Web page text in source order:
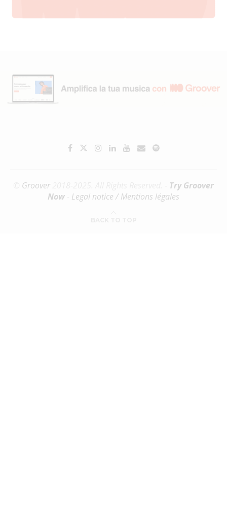
Groover2018-2025. All Rights Reserved. - Try Groover
Now
Legal notice / Mentions légales